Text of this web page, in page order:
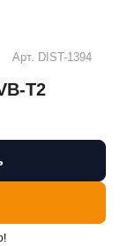
Арт. DIST-1394
T2